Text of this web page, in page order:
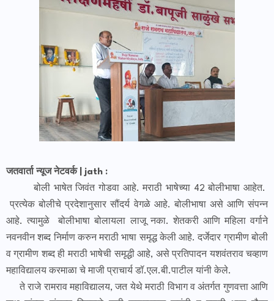
जतवार्ता न्यूज नेटवर्क | jath :
बोली भाषेत जिवंत गोडवा आहे. मराठी भाषेच्या 42 बोलीभाषा आहेत.
प्रत्येक बोलीचे प्रदेशानुसार सौंदर्य वेगळे आहे. बोलीभाषा असे आणि संपन्न
आहे. त्यामुळे बोलीभाषा बोलायला लाजू नका. शेतकरी आणि महिला वर्गाने
नवनवीन शब्द निर्माण करुन मराठी भाषा समृद्ध केली आहे. दर्जेदार ग्रामीण बोली
व ग्रामीण शब्द ही मराठी भाषेची समृद्धी आहे, असे प्रतिपादन यशवंतराव चव्हाण
महाविद्यालय करमाळा चे माजी प्राचार्य डॉ.एल.बी.पाटील यांनी केले.
ते राजे रामराव महाविद्यालय, जत येथे मराठी विभाग व अंतर्गत गुणवत्ता आणि